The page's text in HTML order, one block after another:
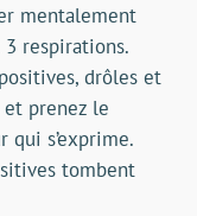
mentalement
respirations.
drôles et
prenez le
qui s’exprime.
tombent